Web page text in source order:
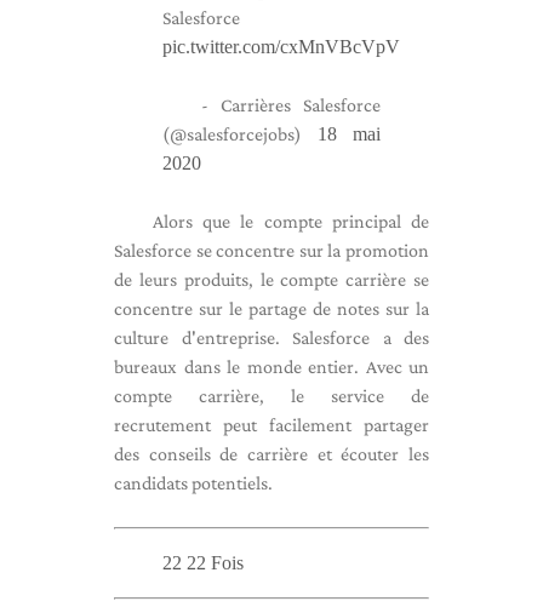
Salesforce
pic.twitter.com/cxMnVBcVpV
- Carrières Salesforce
(@salesforcejobs) 18 mai
2020
Alors que le compte principal de
Salesforce se concentre sur la promotion
de leurs produits, le compte carrière se
concentre sur le partage de notes sur la
culture d'entreprise. Salesforce a des
bureaux dans le monde entier. Avec un
compte carrière, le service de
recrutement peut facilement partager
des conseils de carrière et écouter les
candidats potentiels.
22 22 Fois